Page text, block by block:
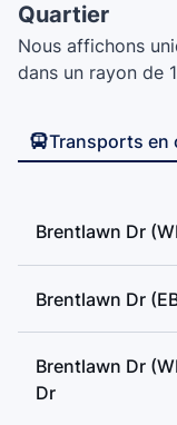
Burnaby,
Centre, Gold Star
Elementary,
Quartier
Nous affichons
dans un rayon de
Transports en
Brentlawn Dr
Brentlawn Dr
Brentlawn Dr
Dr